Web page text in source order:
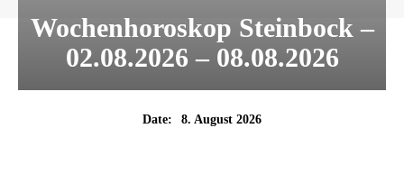
Wochenhoroskop Steinbock –
02.08.2026 – 08.08.2026
Date: 8. August 2026